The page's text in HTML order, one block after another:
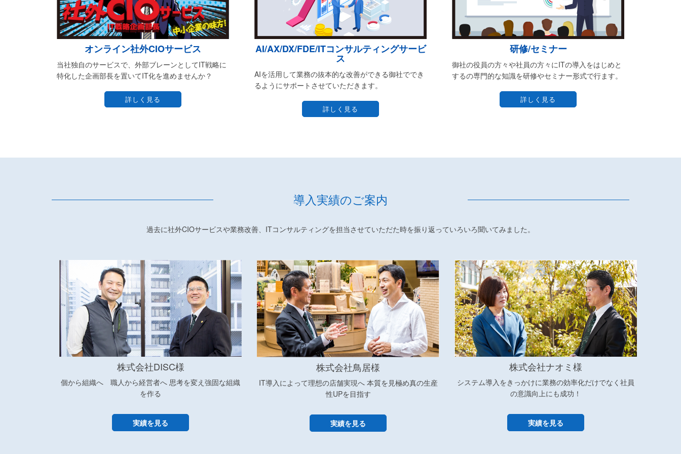
オンライン社外CIOサービス
当社独自のサービスで、外部ブレーンとしてIT戦略に
特化した企画部長を置いてIT化を進めませんか？
詳しく見る
AI/AX/DX/FDE/ITコンサルティングサービ
ス
AIを活用して業務の抜本的な改善ができる御社ででき
るようにサポートさせていただきます。
詳しく見る
研修/セミナー
御社の役員の方々や社員の方々にITの導入をはじめと
するの専門的な知識を研修やセミナー形式で行ます。
詳しく見る
導入実績のご案内
過去に社外CIOサービスや業務改善、ITコンサルティングを担当させていただた時を振り返っていろいろ聞いてみました。
株式会社DISC様
個から組織へ 職人から経営者へ 思考を変え強固な組織
を作る
実績を見る
株式会社鳥居様
IT導入によって理想の店舗実現へ 本質を見極め真の生産
性UPを目指す
実績を見る
株式会社ナオミ様
システム導入をきっかけに業務の効率化だけでなく社員
の意識向上にも成功！
実績を見る